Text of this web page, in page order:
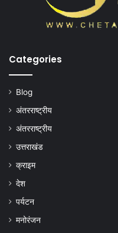
Categories
Blog
अंतरराष्ट्रीय
अंतरराष्ट्रीय
उत्तराखंड
क्राइम
देश
पर्यटन
मनोरंजन